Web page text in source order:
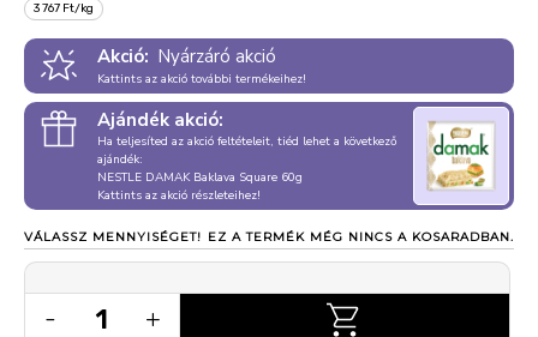
3 767 Ft/kg
Akció: Nyárzáró akció
Kattints az akció további termékeihez!
Ajándék akció:
Ha teljesíted az akció feltételeit, tiéd lehet a következő
ajándék:
NESTLE DAMAK Baklava Square 60g
Kattints az akció részleteihez!
VÁLASSZ MENNYISÉGET! EZ A TERMÉK MÉG NINCS A KOSARADBAN.
- 1 +